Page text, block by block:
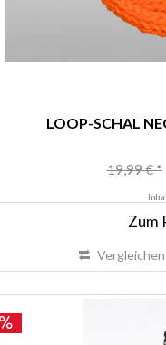
LOOP-SCHAL
19,99 € *
Zum
Vergleichen